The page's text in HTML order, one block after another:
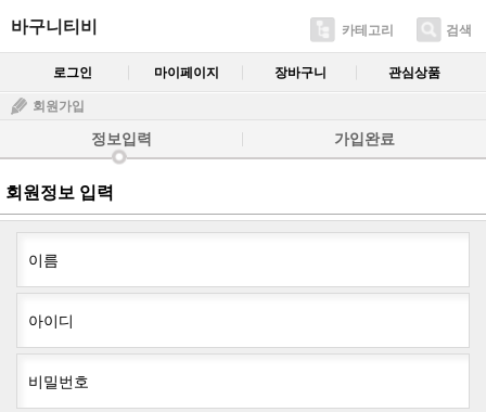
바구니티비 카테고리 검색
로그인 마이페이지 장바구니 관심상품
회원가입
정보입력 가입완료
회원정보 입력
이름
아이디
비밀번호